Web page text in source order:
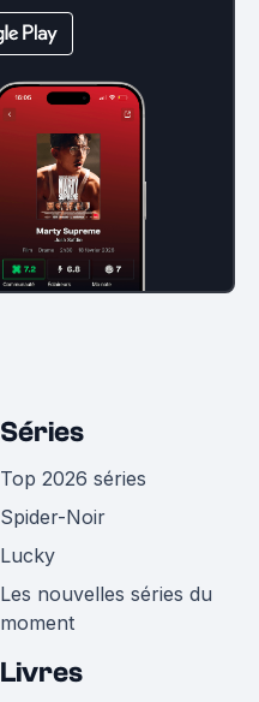
Séries
Top 2026 séries
Spider-Noir
Lucky
Les nouvelles séries du
moment
Livres